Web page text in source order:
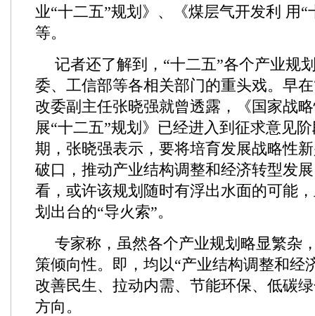
业“十二五”规划》、《煤层气开发利 用“
等。
记者还了解到，“十二五”各个产业规
委、工信部等各相关部门的重头戏。早
改委副主任张晓强就曾透露，《国家战
展“十二五”规划》已经进入到征求意见
期，张晓强表示，要将培育发展战略性
破口，推动产业结构调整和经济转型发
看，或许该规划随时有浮出水面的可能
划出台的“导火索”。
专家称，虽然各个产业规划略显繁杂
策倾向性。即，均以“产业结构调整和经
改善民生、拉动内需、节能环保、低碳
方向。